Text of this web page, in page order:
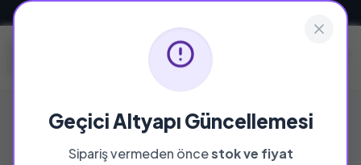
Geçici Altyapı Güncellemesi
Sipariş vermeden öncestok ve fiyat
Güncel - Genel Konular